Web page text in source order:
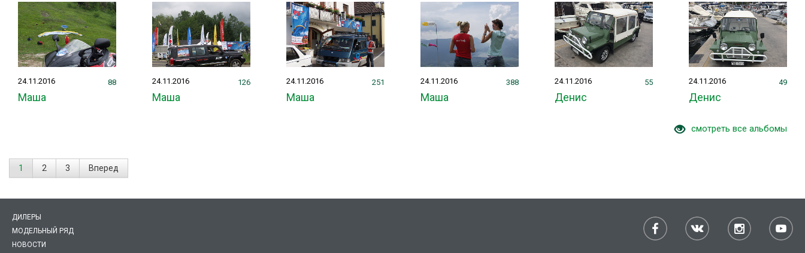
24.11.2016
Маша
88 24.11.2016
Маша
126 24.11.2016
Маша
251 24.11.2016
Маша
388 24.11.2016
Денис
55 24.11.2016
Денис
49
смотреть все альбомы
1 2 3 Вперед
ДИЛЕРЫ
МОДЕЛЬНЫЙ РЯД
НОВОСТИ